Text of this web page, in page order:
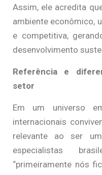
Assim, ele acredita
ambiente econômico,
e competitiva,
desenvolvimento
Referência e
setor
Em um universo
internacionais
relevante ao ser
especialistas
“primeiramente nós